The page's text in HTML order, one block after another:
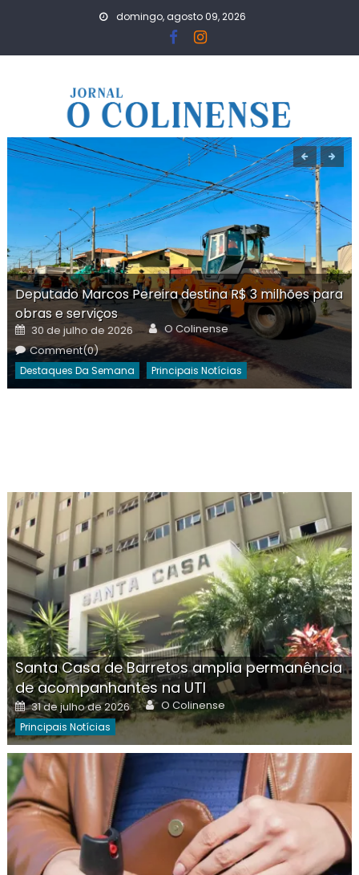
domingo, agosto 09, 2026
Deputado Marcos Pereira destina R$ 3 milhões para
obras e serviços
Posted
on
30 de julho de 2026 Author
O Colinense
Comment(0)
Destaques Da Semana Principais Notícias
Santa Casa de Barretos amplia permanência
de acompanhantes na UTI
Posted
on
31 de julho de 2026 Author
O Colinense
Principais Notícias